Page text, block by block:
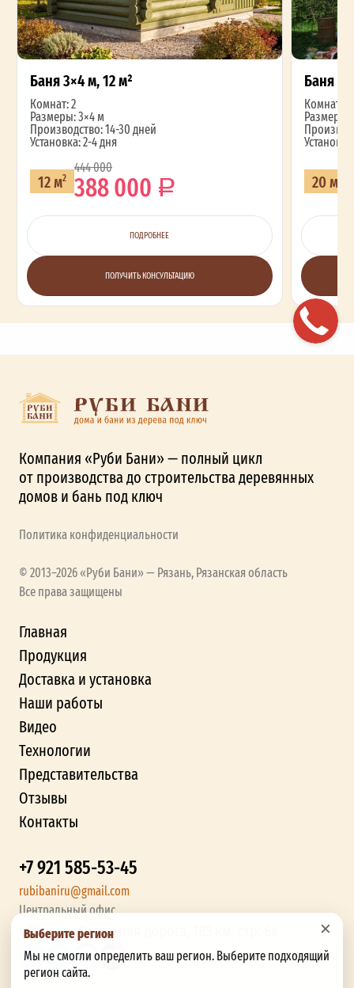
×
Выберите регион
Мы не смогли определить ваш регион. Выберите подходящий
регион сайта.
Баня 3×4 м, 12 м²
Комнат: 2
Размеры: 3×4 м
Производство: 14-30 дней
Установка: 2-4 дня
12 м2
444 000
388 000
ПОДРОБНЕЕ
ПОЛУЧИТЬ КОНСУЛЬТАЦИЮ
Баня
Комнат: 2
Размеры:
20 м
Компания «Руби Бани» — полный цикл
от производства до строительства деревянных
домов и бань под ключ
Политика конфиденциальности
© 2013–2026 «Руби Бани» — Рязань, Рязанская область
Все права защищены
Главная
Продукция
Доставка и установка
Наши работы
Видео
Технологии
Представительства
Отзывы
Контакты
+7 921 585-53-45
rubibaniru@gmail.com
Центральный офис
г. Рязань, Окружная дорога, 185 км, стр. 6а